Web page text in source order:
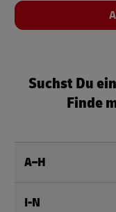
Suchst Du
Finde
A–H
I-N